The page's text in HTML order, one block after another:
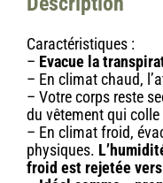
Caractéristiques :
– Evacue la
– En climat chaud,
– Votre corps reste
du vêtement qui colle
– En climat froid,
physiques.
froid est rejetée